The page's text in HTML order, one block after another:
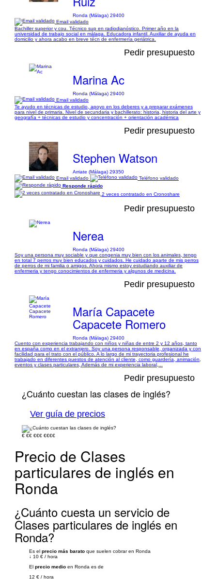
Ronda (Málaga) 29400
Email validado
Bachiller superior y cou. Técnico sup en radiodianóstico. Primer año en la
universidad de trabajo social en málaga. Educadora infantil. Auxiliar de ayuda en
domicilio y ahora acabo en breve técn de enfermería geriátrica.
Pedir presupuesto
Marina Ac
Ronda (Málaga) 29400
Email validado
Te ayudo en técnicas de estudio, apoyo en los deberes y a preparar exámenes
para nivel de primaria. Nivel de secundaria y bachillerato: historia, historia del arte y
geografía + técnicas de estudio y concentración + orientación académica
Pedir presupuesto
Stephen Watson
Arriate (Málaga) 29350
Email validado
Teléfono validado
Responde rápido
2 veces contratado en Cronoshare
Pedir presupuesto
Nerea
Ronda (Málaga) 29400
Soy una persona muy sociable y que congenia muy bien con los animales, tengo
en total 7 perros muy bien educados y cuidados. He cuidado aparte de mis perros
de perros de mi familia o amigos. Ahora mismo estoy estudiando auxiliar de
enfermeria y tengo conocimientos de enfermeria y algunos de medicina.
Pedir presupuesto
María Capacete
Capacete Romero
Ronda (Málaga) 29400
Cuento con experiencia trabajando con niños y niñas de entre 2 y 12 años, tanto
en españa como en el extranjero. Soy una persona responsable, organizada y con
facilidad para el trato con el público. A lo largo de mi trayectoria profesional he
trabajado en diferentes puestos de atención al cliente, como guardería, animación,
eventos y clases particulares, Además de mi experiencia laboral,...
Pedir presupuesto
¿Cuánto cuestan las clases de inglés?
Ver guía de precios
€ €€ €€€ €€€€
Precio de Clases
particulares de inglés en
Ronda
¿Cuánto cuesta un servicio de
Clases particulares de inglés en
Ronda?
Es el precio más barato que suelen cobrar en Ronda
↓ 10 € / hora
El precio medio en Ronda es de
12 € / hora